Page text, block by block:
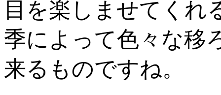
目を楽しませてくれ
季によって色々な移
来るものですね。